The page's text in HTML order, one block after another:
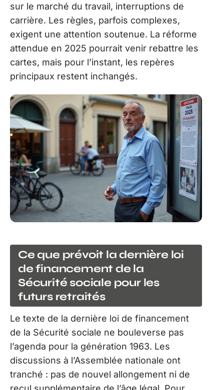
sur le marché du travail, interruptions de
carrière. Les règles, parfois complexes,
exigent une attention soutenue. La réforme
attendue en 2025 pourrait venir rebattre les
cartes, mais pour l’instant, les repères
principaux restent inchangés.
Ce que prévoit la dernière loi
de financement de la
Sécurité sociale pour les
futurs retraités
Le texte de la dernière loi de financement
de la Sécurité sociale ne bouleverse pas
l’agenda pour la génération 1963. Les
discussions à l’Assemblée nationale ont
tranché : pas de nouvel allongement ni de